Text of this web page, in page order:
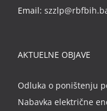
Email:
AKTUELNE OBJAVE
Odluka o poništenju
Nabavka električne